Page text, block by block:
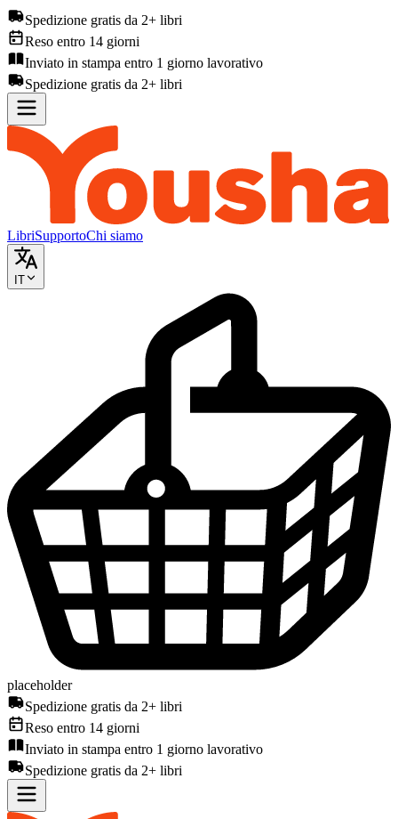
Spedizione gratis da 2+ libri
Reso entro 14 giorni
Inviato in stampa entro 1 giorno lavorativo
Spedizione gratis da 2+ libri
LibriSupportoChi siamo
IT
placeholder
Spedizione gratis da 2+ libri
Reso entro 14 giorni
Inviato in stampa entro 1 giorno lavorativo
Spedizione gratis da 2+ libri